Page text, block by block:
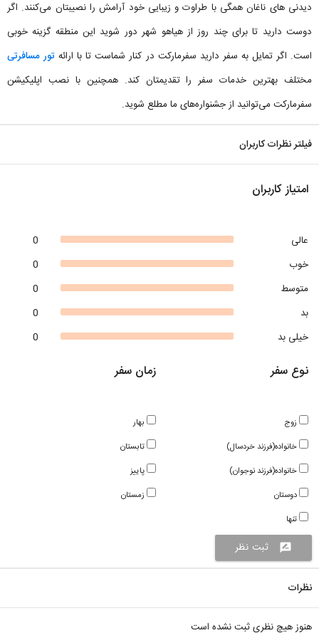
دیدنی های ناغان همگی با طراوت و زیبایی خود آرامش را نصیبتان می‌کنند. اگر
دوست دارید تا برای چند روز از هیاهو شهر دور شوید این منطقه گزینه خوبی
است. اگر تمایل به سفر دارید سفرمارکت در کنار شماست تا با ارائه تور مسافرتی
مختلف بهترین خدمات سفر را تقدیمتان کند. همچنین با نصب اپلیکیشن
سفرمارکت می‌توانید از جشنواره‌های ما مطلع شوید.
فیلتر نظرات کاربران
امتیاز کاربران
0
عالی
0
خوب
0
متوسط
0
بد
0
خیلی بد
زمان سفر
بهار
تابستان
پاییز
زمستان
نوع سفر
زوج
خانواده(فرزند خردسال)
خانواده(فرزند نوجوان)
دوستان
تنها
rate_review ثبت نظر
نظرات
هنوز هیچ نظری ثبت نشده است